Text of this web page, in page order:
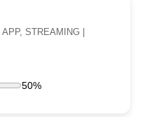
STREAMING |
50%